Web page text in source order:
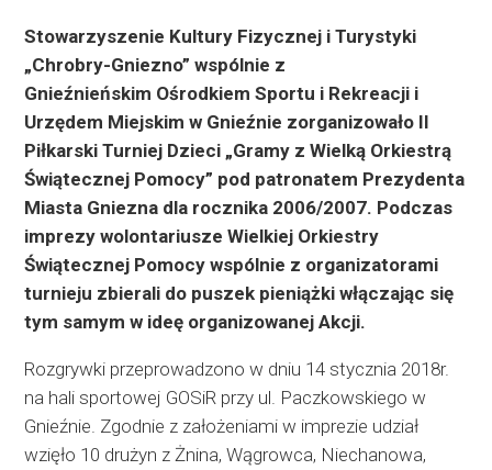
Stowarzyszenie Kultury Fizycznej i Turystyki
„Chrobry-Gniezno” wspólnie z
Gnieźnieńskim Ośrodkiem Sportu i Rekreacji i
Urzędem Miejskim w Gnieźnie zorganizowało II
PiłkarskiTurniej Dzieci „Gramy z Wielką Orkiestrą
Świątecznej Pomocy” pod patronatem Prezydenta
Miasta Gniezna dla rocznika 2006/2007. Podczas
imprezy wolontariuszeWielkiej Orkiestry
Świątecznej Pomocy wspólnie z organizatorami
turnieju zbierali do puszek pieniążki włączając się
tym samym w ideę organizowanej Akcji.
Rozgrywki przeprowadzono w dniu 14 stycznia 2018r.
na hali sportowej GOSiR przy ul. Paczkowskiego w
Gnieźnie. Zgodnie z założeniami w imprezie udział
wzięło 10 drużyn z Żnina, Wągrowca, Niechanowa,